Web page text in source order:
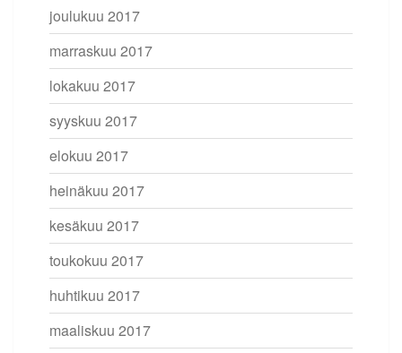
joulukuu 2017
marraskuu 2017
lokakuu 2017
syyskuu 2017
elokuu 2017
heinäkuu 2017
kesäkuu 2017
toukokuu 2017
huhtikuu 2017
maaliskuu 2017